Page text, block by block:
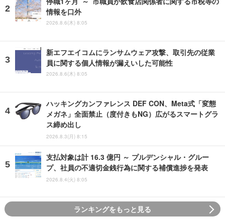
情報を口外
2026.8.6(木) 8:05
新エフエイコムにランサムウェア攻撃、取引先の従業
員に関する個人情報が漏えいした可能性
2026.8.6(木) 8:05
ハッキングカンファレンス DEF CON、Meta式「変態
メガネ」全面禁止（度付きもNG）広がるスマートグラ
ス締め出し
2026.8.3(月) 8:15
支払対象は計 16.3 億円 ～ プルデンシャル・グルー
プ、社員の不適切金銭行為に関する補償進捗を発表
2026.8.4(火) 8:05
ランキングをもっと見る